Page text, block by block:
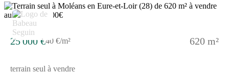
25 000 €40 €/m² 620 m²
terrain seul à vendre